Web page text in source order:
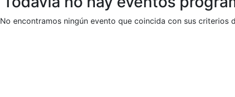
No encontramos ningún evento que coincida con sus criterios